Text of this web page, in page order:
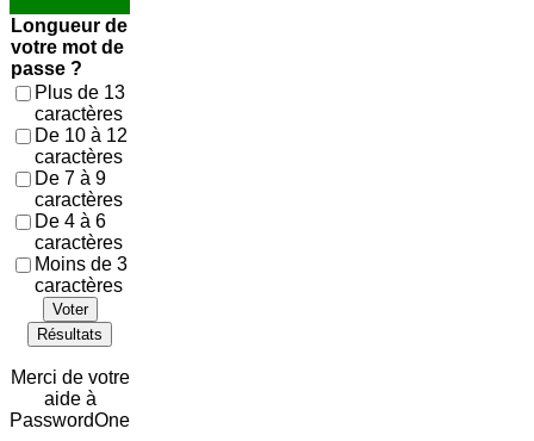
Longueur de
votre mot de
passe ?
Plus de 13
caractères
De 10 à 12
caractères
De 7 à 9
caractères
De 4 à 6
caractères
Moins de 3
caractères
Voter
Résultats
Merci de votre
aide à
PasswordOne